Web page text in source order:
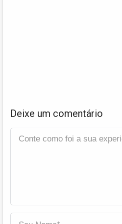
Deixe um comentário